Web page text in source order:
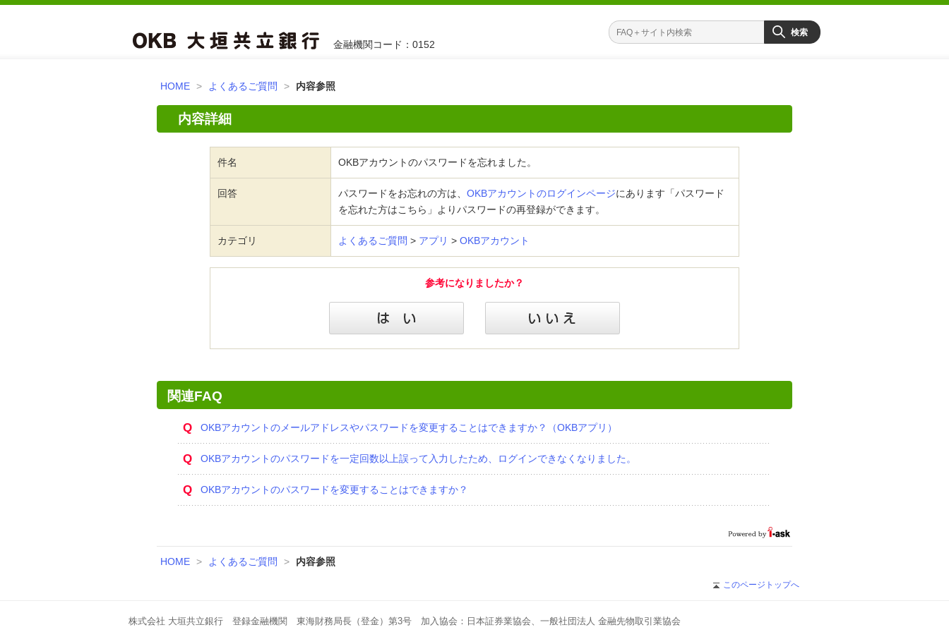
金融機関コード：0152
HOME > よくあるご質問 > 内容参照
内容詳細
件名 OKBアカウントのパスワードを忘れました。
回答 パスワードをお忘れの方は、 OKBアカウントのログインページにあります「パスワード
を忘れた方はこちら」よりパスワードの再登録ができます。
カテゴリ よくあるご質問 > アプリ > OKBアカウント
参考になりましたか？
関連FAQ
Q OKBアカウントのメールアドレスやパスワードを変更することはできますか？（OKBアプリ）
Q OKBアカウントのパスワードを一定回数以上誤って入力したため、ログインできなくなりました。
Q OKBアカウントのパスワードを変更することはできますか？
HOME > よくあるご質問 > 内容参照
このページトップへ
株式会社 大垣共立銀行 登録金融機関 東海財務局長（登金）第3号 加入協会：日本証券業協会、一般社団法人 金融先物取引業協会